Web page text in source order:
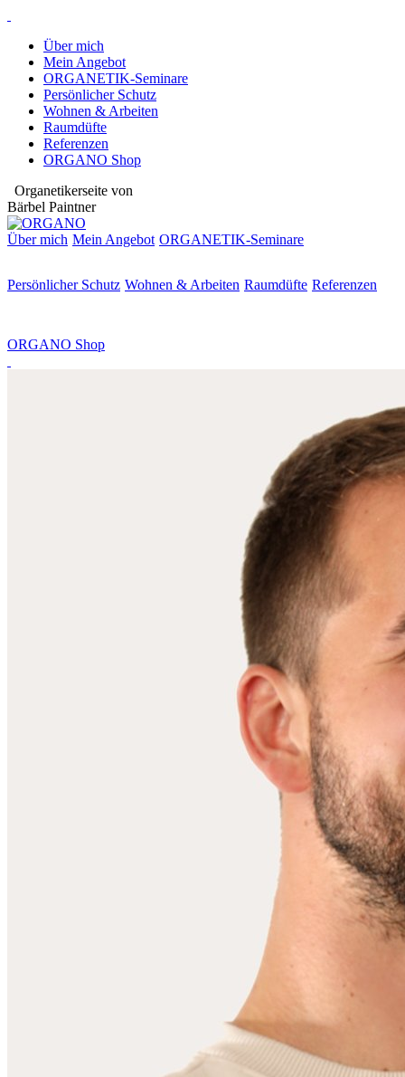
Über mich
Mein Angebot
ORGANETIK-Seminare
Persönlicher Schutz
Wohnen & Arbeiten
Raumdüfte
Referenzen
ORGANO Shop
Organetikerseite von
Bärbel Paintner
Über mich Mein Angebot ORGANETIK-Seminare
Persönlicher Schutz Wohnen & Arbeiten Raumdüfte Referenzen
ORGANO Shop